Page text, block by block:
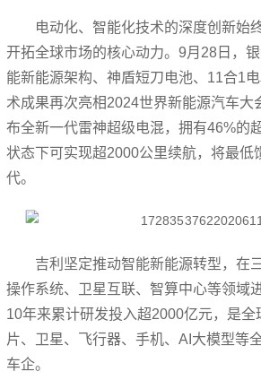
电动化、智能化技术的深度创新始
开拓全球市场的核心动力。9月28日，
能新能源架构、神盾短刀电池、11合1
术成果再次亮相2024世界新能源汽车大
布全新一代雷神超级电混，拥有46%的
状态下可实现超2000公里续航，将最低
代。
吉利坚定推动智能新能源转型，在
操作系统、卫星互联、智算中心等领域
10年来累计研发投入超2000亿元，是全
片、卫星、飞行器、手机、AI大模型等
车企。